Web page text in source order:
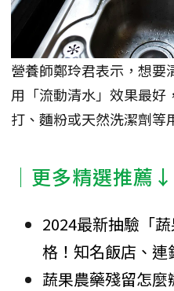
營養師鄭玲君表示，想要
用「流動清水」效果最好
打、麵粉或天然洗潔劑
│更多精選推
2024最新抽驗「
格！知名飯店、連
蔬果農藥殘留怎